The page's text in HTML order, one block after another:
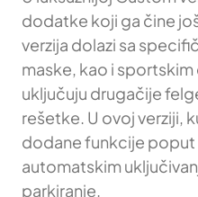
dodatke koji ga čine
verzija dolazi sa
maske, kao i
uključuju drugačije
rešetke. U ovoj verziji,
dodane funkcije poput
automatskim
parkiranje.